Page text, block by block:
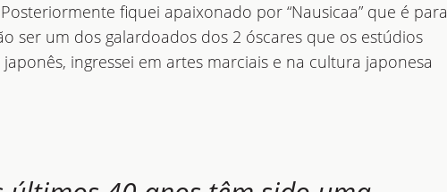
fiquei apaixonado por “Nausicaa” que é para
ser um dos galardoados dos 2 óscares que os estúdios
ingressei em artes marciais e na cultura japonesa